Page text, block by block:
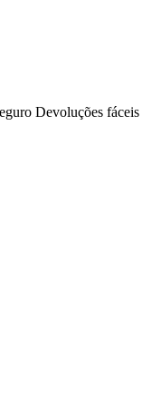
Devoluções fáceis